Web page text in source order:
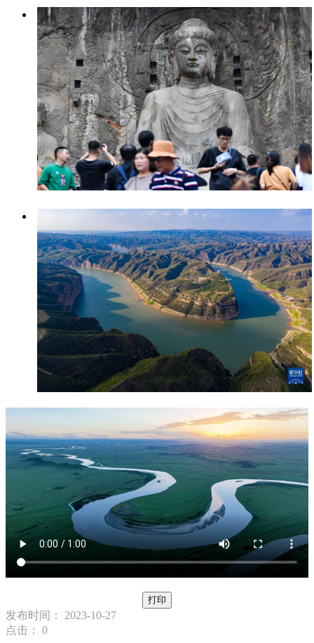
打印
发布时间： 2023-10-27
点击： 0